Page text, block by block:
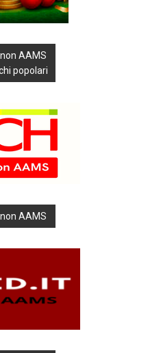
AAMS
popolari
AAMS